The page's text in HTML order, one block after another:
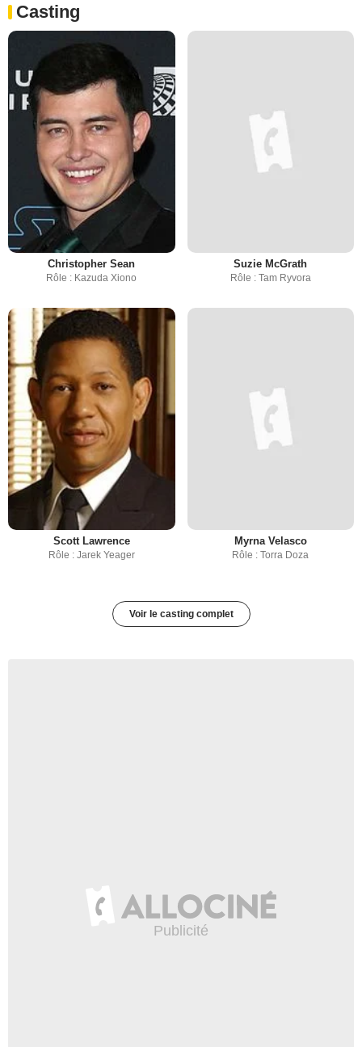
Casting
Christopher Sean
Rôle : Kazuda Xiono
Suzie McGrath
Rôle : Tam Ryvora
Scott Lawrence
Rôle : Jarek Yeager
Myrna Velasco
Rôle : Torra Doza
Voir le casting complet